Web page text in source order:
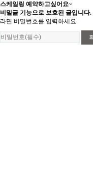
스케일링 예약하고싶어요~
비밀글 기능으로 보호된 글입니다.
라면 비밀번호를 입력하세요.